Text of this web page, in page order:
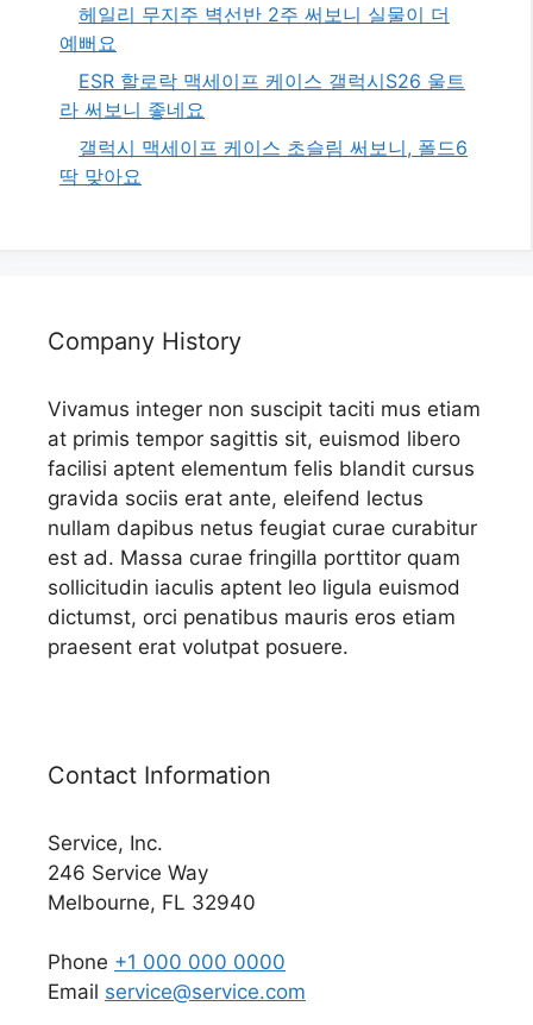
헤일리 무지주 벽선반 2주 써보니 실물이 더
예뻐요
ESR 할로락 맥세이프 케이스 갤럭시S26 울트
라 써보니 좋네요
갤럭시 맥세이프 케이스 초슬림 써보니, 폴드6
딱 맞아요
Company History
Vivamus integer non suscipit taciti mus etiam
at primis tempor sagittis sit, euismod libero
facilisi aptent elementum felis blandit cursus
gravida sociis erat ante, eleifend lectus
nullam dapibus netus feugiat curae curabitur
est ad. Massa curae fringilla porttitor quam
sollicitudin iaculis aptent leo ligula euismod
dictumst, orci penatibus mauris eros etiam
praesent erat volutpat posuere.
Contact Information
Service, Inc.
246 Service Way
Melbourne, FL 32940
Phone +1 000 000 0000
Email service@service.com